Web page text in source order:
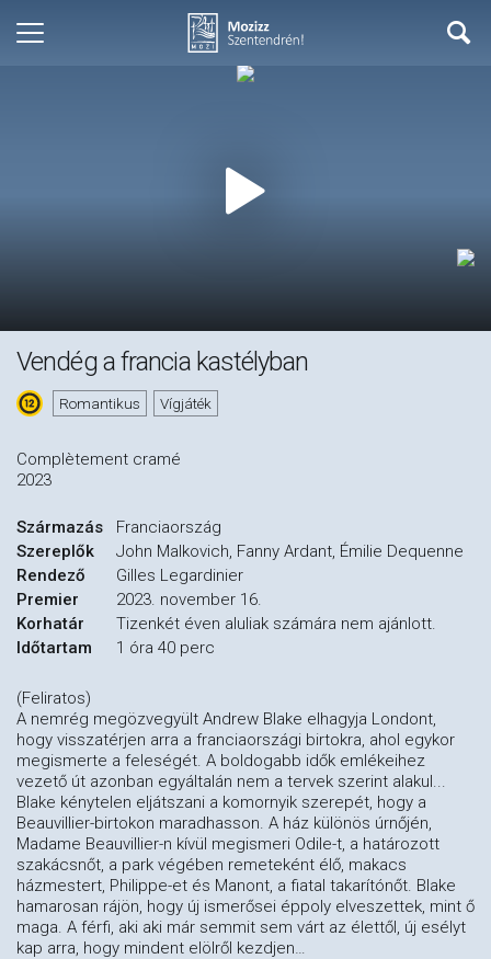
Vendég a francia kastélyban
Romantikus Vígjáték
Complètement cramé
2023
Származás
Franciaország
Szereplők
John Malkovich, Fanny Ardant, Émilie Dequenne
Rendező
Gilles Legardinier
Premier
2023. november 16.
Korhatár
Tizenkét éven aluliak számára nem ajánlott.
Időtartam
1 óra 40 perc
(Feliratos)
A nemrég megözvegyült Andrew Blake elhagyja Londont,
hogy visszatérjen arra a franciaországi birtokra, ahol egykor
megismerte a feleségét. A boldogabb idők emlékeihez
vezető út azonban egyáltalán nem a tervek szerint alakul...
Blake kénytelen eljátszani a komornyik szerepét, hogy a
Beauvillier-birtokon maradhasson. A ház különös úrnőjén,
Madame Beauvillier-n kívül megismeri Odile-t, a határozott
szakácsnőt, a park végében remeteként élő, makacs
házmestert, Philippe-et és Manont, a fiatal takarítónőt. Blake
hamarosan rájön, hogy új ismerősei éppoly elveszettek, mint ő
maga. A férfi, aki aki már semmit sem várt az élettől, új esélyt
kap arra, hogy mindent elölről kezdjen…